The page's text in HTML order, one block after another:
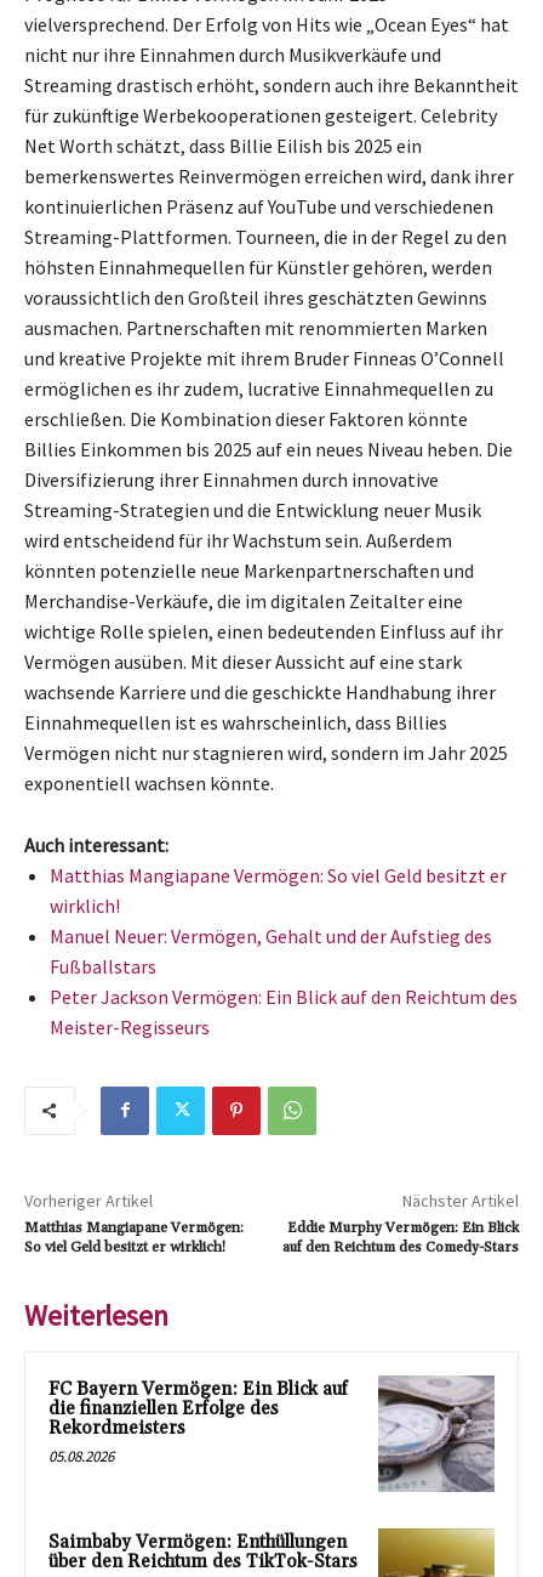
vielversprechend. Der Erfolg von Hits wie „Ocean Eyes“ hat
nicht nur ihre Einnahmen durch Musikverkäufe und
Streaming drastisch erhöht, sondern auch ihre Bekanntheit
für zukünftige Werbekooperationen gesteigert. Celebrity
Net Worth schätzt, dass Billie Eilish bis 2025 ein
bemerkenswertes Reinvermögen erreichen wird, dank ihrer
kontinuierlichen Präsenz auf YouTube und verschiedenen
Streaming-Plattformen. Tourneen, die in der Regel zu den
höhsten Einnahmequellen für Künstler gehören, werden
voraussichtlich den Großteil ihres geschätzten Gewinns
ausmachen. Partnerschaften mit renommierten Marken
und kreative Projekte mit ihrem Bruder Finneas O’Connell
ermöglichen es ihr zudem, lucrative Einnahmequellen zu
erschließen. Die Kombination dieser Faktoren könnte
Billies Einkommen bis 2025 auf ein neues Niveau heben. Die
Diversifizierung ihrer Einnahmen durch innovative
Streaming-Strategien und die Entwicklung neuer Musik
wird entscheidend für ihr Wachstum sein. Außerdem
könnten potenzielle neue Markenpartnerschaften und
Merchandise-Verkäufe, die im digitalen Zeitalter eine
wichtige Rolle spielen, einen bedeutenden Einfluss auf ihr
Vermögen ausüben. Mit dieser Aussicht auf eine stark
wachsende Karriere und die geschickte Handhabung ihrer
Einnahmequellen ist es wahrscheinlich, dass Billies
Vermögen nicht nur stagnieren wird, sondern im Jahr 2025
exponentiell wachsen könnte.
Auch interessant:
Matthias Mangiapane Vermögen: So viel Geld besitzt er
wirklich!
Manuel Neuer: Vermögen, Gehalt und der Aufstieg des
Fußballstars
Peter Jackson Vermögen: Ein Blick auf den Reichtum des
Meister-Regisseurs
Vorheriger Artikel
Matthias Mangiapane Vermögen:
So viel Geld besitzt er wirklich!
Nächster Artikel
Eddie Murphy Vermögen: Ein Blick
auf den Reichtum des Comedy-Stars
Weiterlesen
FC Bayern Vermögen: Ein Blick auf
die finanziellen Erfolge des
Rekordmeisters
05.08.2026
Saimbaby Vermögen: Enthüllungen
über den Reichtum des TikTok-Stars